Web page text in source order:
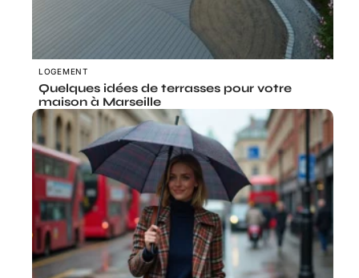
LOGEMENT
Quelques idées de terrasses pour votre
maison à Marseille